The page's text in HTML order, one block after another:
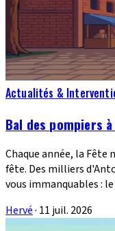
Actualités &
Bal des pompiers
Chaque année, la
fête. Des milliers
vous immanquables : le
Hervé· 11 juil. 2026